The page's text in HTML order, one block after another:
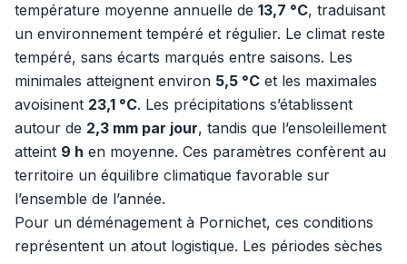
température moyenne annuelle de 13,7 °C, traduisant
un environnement tempéré et régulier. Le climat reste
tempéré, sans écarts marqués entre saisons. Les
minimales atteignent environ 5,5 °C et les maximales
avoisinent 23,1 °C. Les précipitations s’établissent
autour de 2,3 mm par jour, tandis que l’ensoleillement
atteint 9 h en moyenne. Ces paramètres confèrent au
territoire un équilibre climatique favorable sur
l’ensemble de l’année.
Pour un déménagement à Pornichet, ces conditions
représentent un atout logistique. Les périodes sèches